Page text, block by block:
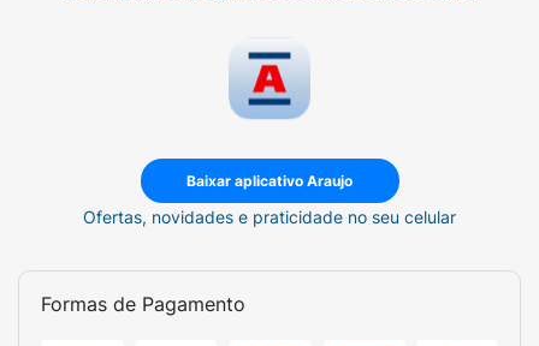
aplique de 3 a 4 gotas do Sérum MelaB3.
- Espalhe por todo o rosto, pescoço e colo,
- A aplicação pode ser feita de manhã e/ou à
noite, ou conforme recomendação médica.
Baixar aplicativo Araujo
Ofertas, novidades e praticidade no seu celular
Formas de Pagamento